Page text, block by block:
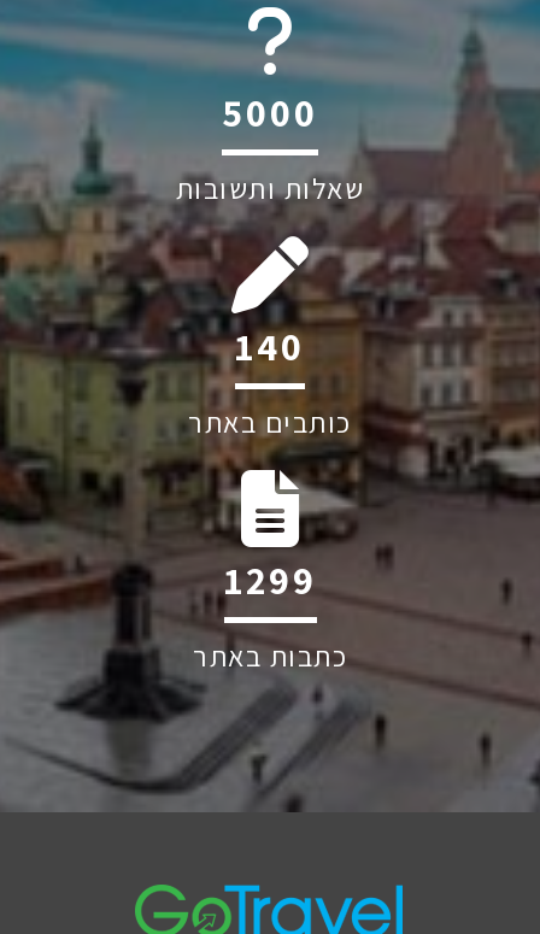
6044
שאלות ותשובות
205
כותבים באתר
1906
כתבות באתר